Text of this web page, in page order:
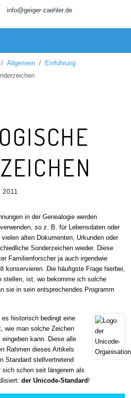
info@geiger-zaehler.de
Allgemein
Einführung
in der Genealogie werden
so z. B. für Lebensdaten oder
alten Dokumenten, Urkunden oder
Sonderzeichen wieder. Diese
Familienforscher ja auch irgendwie
konservieren. Die häufigste Frage hierbei,
stellen, ist, wo bekomme ich solche
sie in sein entsprechendes Programm
historisch bedingt eine
wie man solche Zeichen
kann. Diese alle
Rahmen dieses Artikels
Standard stellvertretend
schon seit längerem als
der Unicode-Standard !